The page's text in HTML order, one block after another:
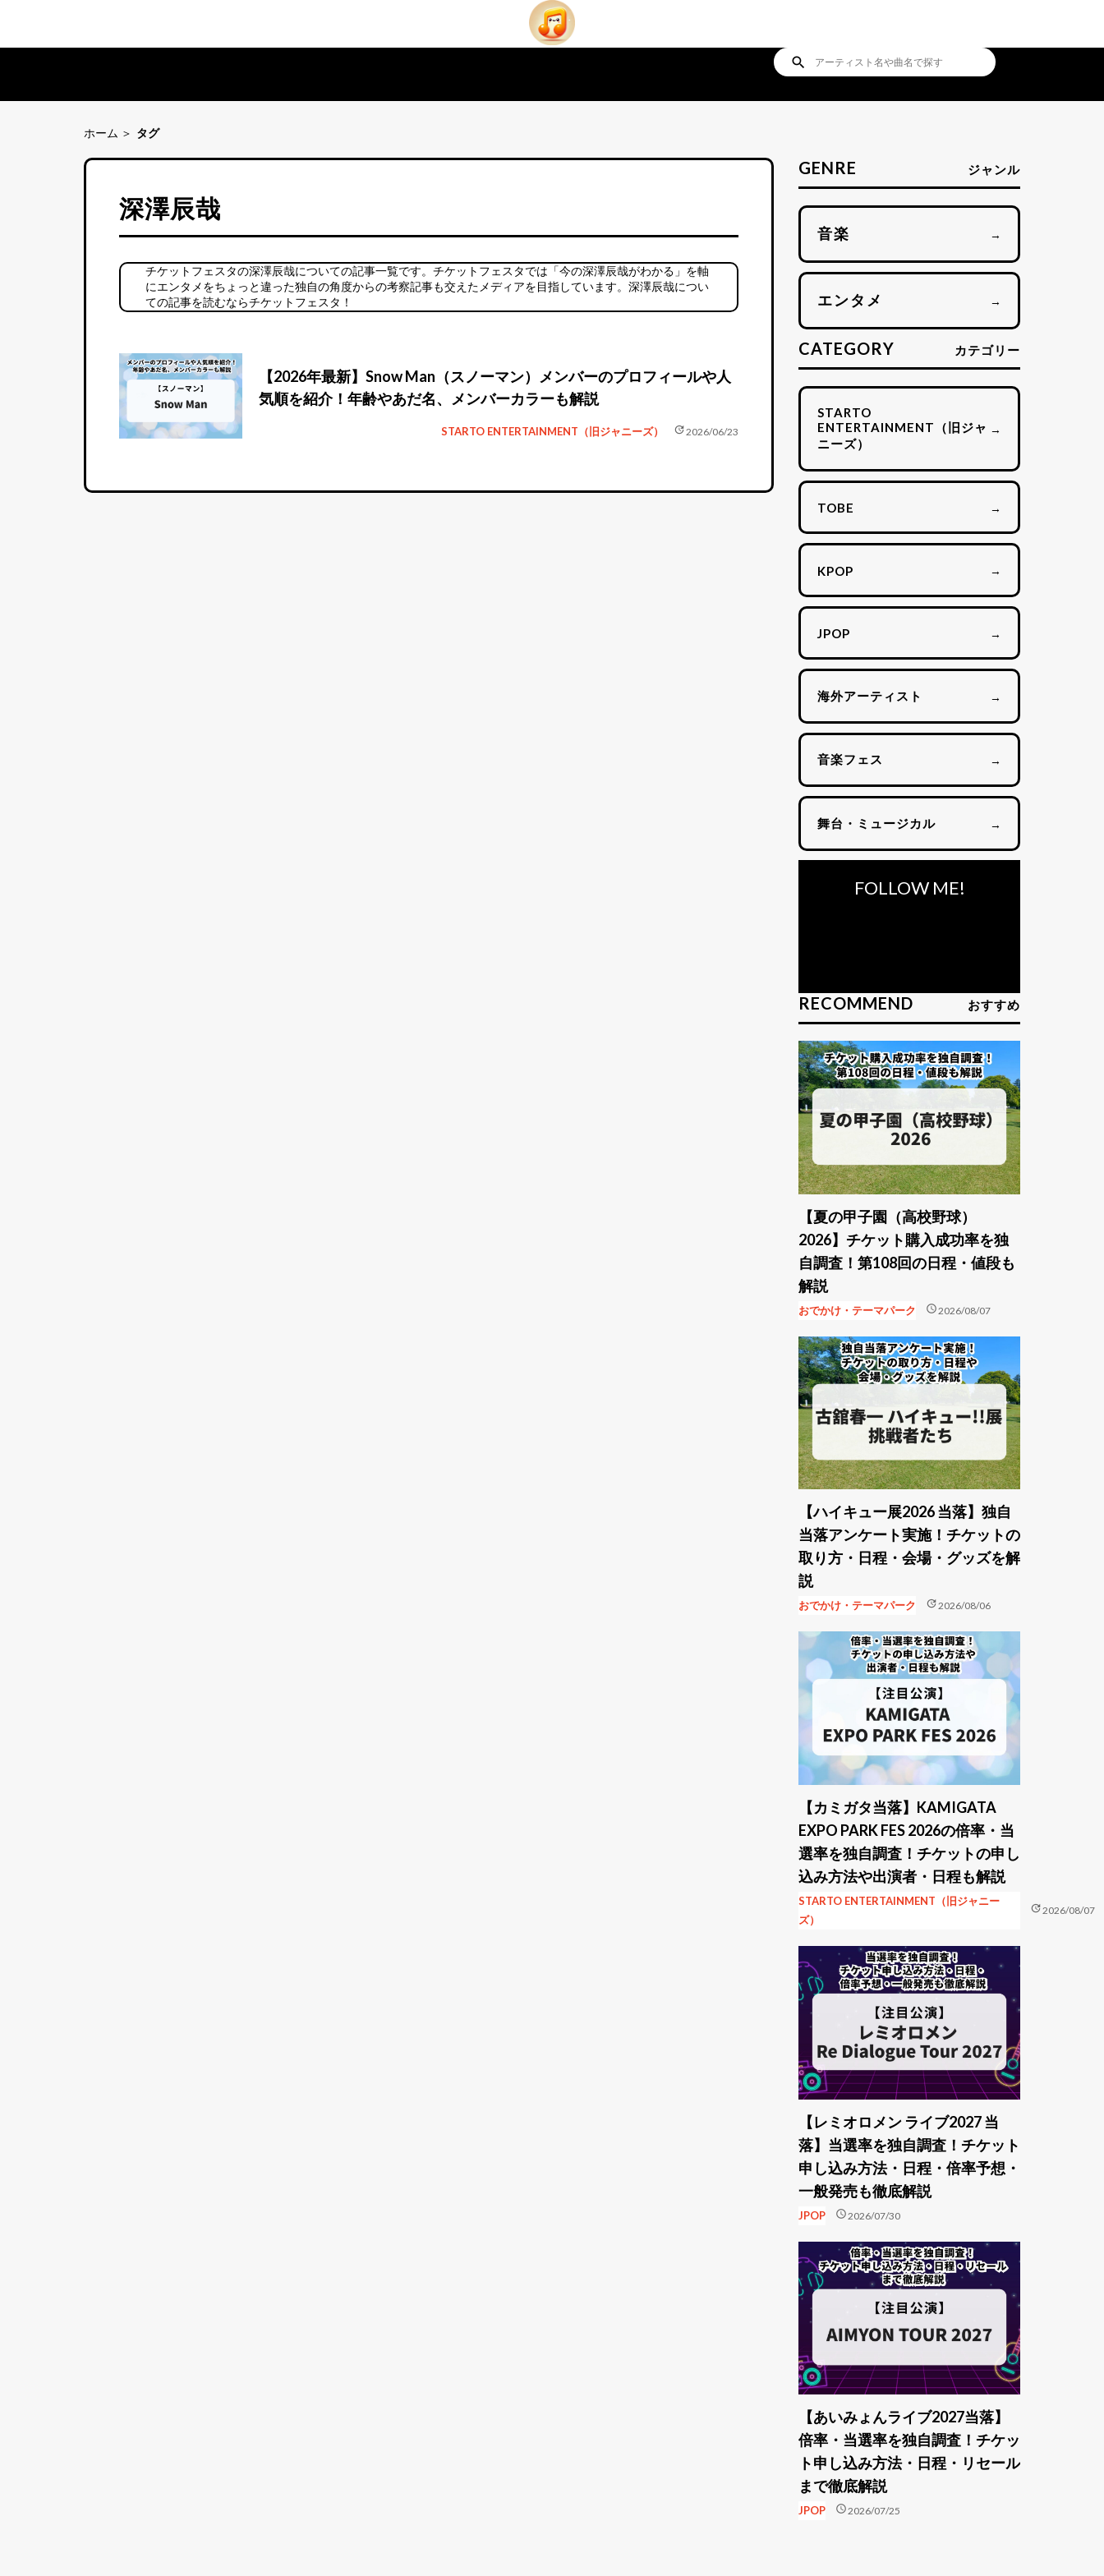
search
ホーム タグ
深澤辰哉
チケットフェスタの深澤辰哉についての記事一覧です。チケットフェスタでは「今の深澤辰哉がわかる」を軸
にエンタメをちょっと違った独自の角度からの考察記事も交えたメディアを目指しています。深澤辰哉につい
ての記事を読むならチケットフェスタ！
【2026年最新】Snow Man（スノーマン）メンバーのプロフィールや人
気順を紹介！年齢やあだ名、メンバーカラーも解説
STARTO ENTERTAINMENT（旧ジャニーズ） update2026/06/23
GENRE ジャンル
音楽 →
エンタメ →
CATEGORY カテゴリー
STARTO
ENTERTAINMENT（旧ジャ
ニーズ）
→
TOBE →
KPOP →
JPOP →
海外アーティスト →
音楽フェス →
舞台・ミュージカル →
FOLLOW ME!
RECOMMEND おすすめ
【夏の甲子園（高校野球）
2026】チケット購入成功率を独
自調査！第108回の日程・値段も
解説
おでかけ・テーマパーク schedule2026/08/07
【ハイキュー展2026 当落】独自
当落アンケート実施！チケットの
取り方・日程・会場・グッズを解
説
おでかけ・テーマパーク update2026/08/06
【カミガタ当落】KAMIGATA
EXPO PARK FES 2026の倍率・当
選率を独自調査！チケットの申し
込み方法や出演者・日程も解説
STARTO ENTERTAINMENT（旧ジャニー
ズ）
update2026/08/07
【レミオロメン ライブ2027 当
落】当選率を独自調査！チケット
申し込み方法・日程・倍率予想・
一般発売も徹底解説
JPOP schedule2026/07/30
【あいみょんライブ2027当落】
倍率・当選率を独自調査！チケッ
ト申し込み方法・日程・リセール
まで徹底解説
JPOP schedule2026/07/25